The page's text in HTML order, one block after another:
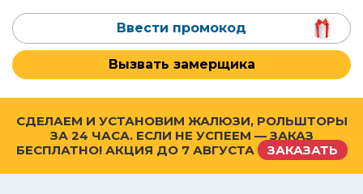
Ввести промокод
Вызвать замерщика
СДЕЛАЕМ И УСТАНОВИМ ЖАЛЮЗИ, РОЛЬШТОРЫ
ЗА 24 ЧАСА. ЕСЛИ НЕ УСПЕЕМ — ЗАКАЗ
БЕСПЛАТНО! АКЦИЯ ДО 7 АВГУСТА ЗАКАЗАТЬ